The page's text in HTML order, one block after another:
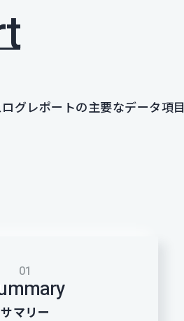
グレポートの主要なデータ項
01
サマリー